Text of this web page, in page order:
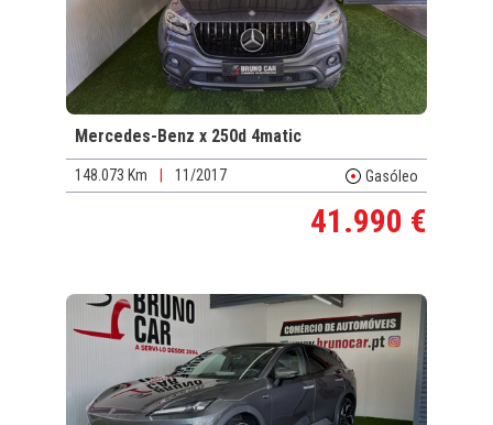
Mercedes-Benz x 250d 4matic
148.073 Km 11/2017 Gasóleo
41.990 €